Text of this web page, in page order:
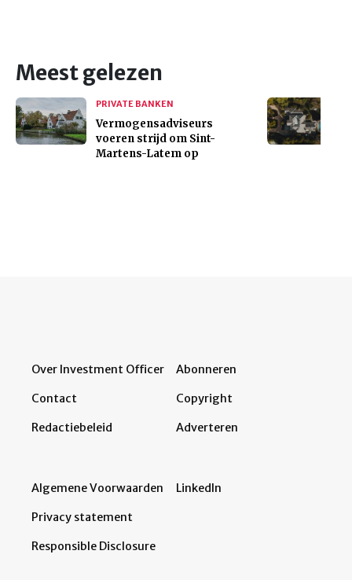
Meest gelezen
PRIVATE BANKEN
Vermogensadviseurs
voeren strijd om Sint-
Martens-Latem op
Over Investment Officer
Contact
Redactiebeleid
Abonneren
Copyright
Adverteren
Algemene Voorwaarden
Privacy statement
Responsible Disclosure
LinkedIn